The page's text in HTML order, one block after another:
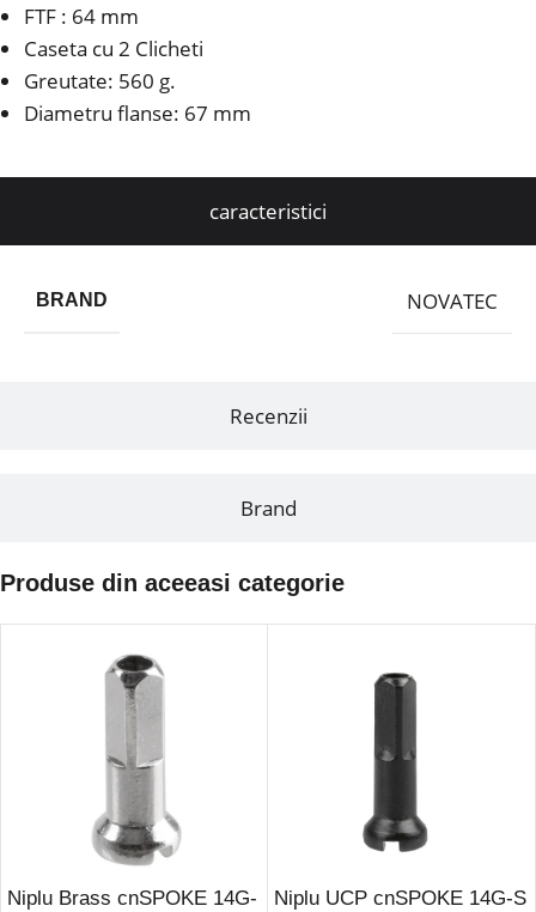
FTF : 64 mm
Caseta cu 2 Clicheti
Greutate: 560 g.
Diametru flanse: 67 mm
caracteristici
Recenzii
Brand
BRAND NOVATEC
Produse din aceeasi categorie
Niplu Brass cnSPOKE 14G-
Niplu UCP cnSPOKE 14G-S